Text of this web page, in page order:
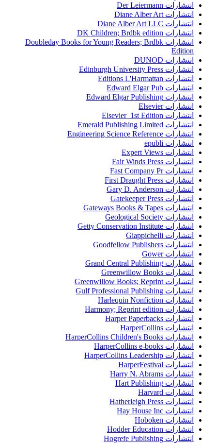
انتشارات Der Leiermann
انتشارات Diane Alber Art
انتشارات Diane Alber Art LLC
انتشارات DK Children; Brdbk edition
انتشارات Doubleday Books for Young Readers; Brdbk
Edition
انتشارات DUNOD
انتشارات Edinburgh University Press
انتشارات Editions L'Harmattan
انتشارات Edward Elgar Pub
انتشارات Edward Elgar Publishing
انتشارات Elsevier
انتشارات Elsevier 1st Edition
انتشارات Emerald Publishing Limited
انتشارات Engineering Science Reference
انتشارات epubli
انتشارات Expert Views
انتشارات Fair Winds Press
انتشارات Fast Company Pr
انتشارات First Draught Press
انتشارات Gary D. Anderson
انتشارات Gatekeeper Press
انتشارات Gateways Books & Tapes
انتشارات Geological Society
انتشارات Getty Conservation Institute
انتشارات Giappichelli
انتشارات Goodfellow Publishers
انتشارات Gower
انتشارات Grand Central Publishing
انتشارات Greenwillow Books
انتشارات Greenwillow Books; Reprint
انتشارات Gulf Professional Publishing
انتشارات Harlequin Nonfiction
انتشارات Harmony; Reprint edition
انتشارات Harper Paperbacks
انتشارات HarperCollins
انتشارات HarperCollins Children's Books
انتشارات HarperCollins e-books
انتشارات HarperCollins Leadership
انتشارات HarperFestival
انتشارات Harry N. Abrams
انتشارات Hart Publishing
انتشارات Harvard
انتشارات Hatherleigh Press
انتشارات Hay House Inc
انتشارات Hoboken
انتشارات Hodder Education
انتشارات Hogrefe Publishing